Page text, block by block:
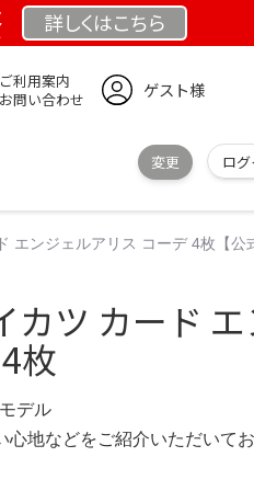
詳しくはこちら
利用案内
問い合わせ
ゲスト様
変更 ロ
エンジェルアリス コーデ 4枚【公
カツ カード
枚
デル
地などをご紹介いただいてお